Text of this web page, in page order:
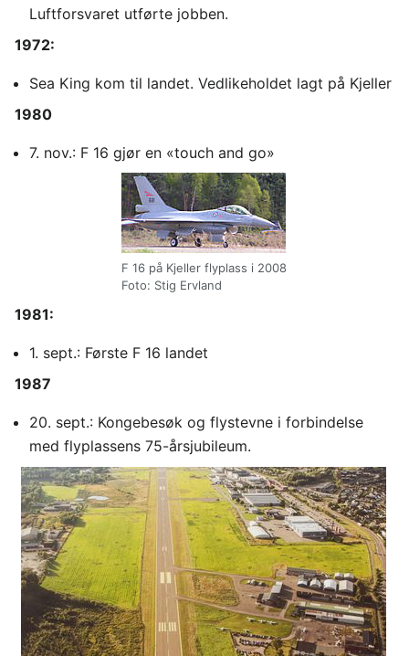
Luftforsvaret utførte jobben.
1972:
Sea King kom til landet. Vedlikeholdet lagt på Kjeller
1980
7. nov.: F 16 gjør en «touch and go»
F 16 på Kjeller flyplass i 2008
Foto: Stig Ervland
1981:
1. sept.: Første F 16 landet
1987
20. sept.: Kongebesøk og flystevne i forbindelse
med flyplassens 75-årsjubileum.